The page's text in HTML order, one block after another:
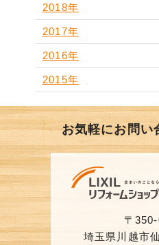
2018年
2017年
2016年
2015年
お気軽にお問い
〒
埼玉県川越市